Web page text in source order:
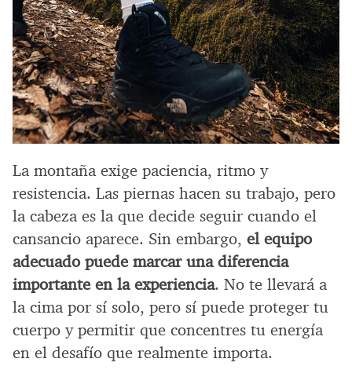
La montaña exige paciencia, ritmo y
resistencia. Las piernas hacen su trabajo, pero
la cabeza es la que decide seguir cuando el
cansancio aparece. Sin embargo, el equipo
adecuado puede marcar una diferencia
importante en la experiencia. No te llevará a
la cima por sí solo, pero sí puede proteger tu
cuerpo y permitir que concentres tu energía
en el desafío que realmente importa.